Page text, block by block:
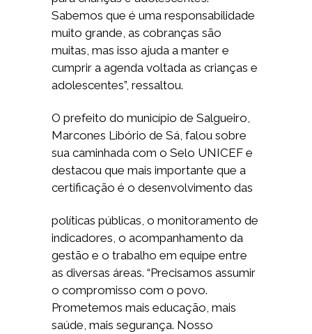
Sabemos que é uma responsabilidade
muito grande, as cobranças são
muitas, mas isso ajuda a manter e
cumprir a agenda voltada as crianças e
adolescentes”, ressaltou.
O prefeito do município de Salgueiro,
Marcones Libório de Sá, falou sobre
sua caminhada com o Selo UNICEF e
destacou que mais importante que a
certificação é o desenvolvimento das
políticas públicas, o monitoramento de
indicadores, o acompanhamento da
gestão e o trabalho em equipe entre
as diversas áreas. “Precisamos assumir
o compromisso com o povo.
Prometemos mais educação, mais
saúde, mais segurança. Nosso